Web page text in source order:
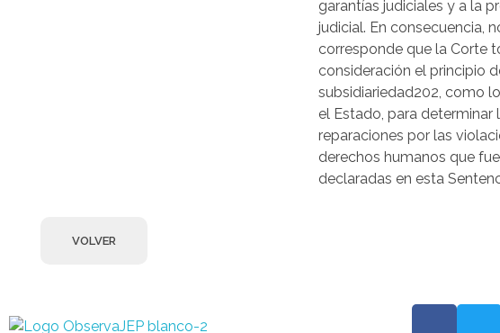
garantías judiciales y a la
judicial. En consecuencia,
corresponde que la Corte
consideración el principio
subsidiariedad202, como
el Estado, para determinar
reparaciones por las
derechos humanos que
declaradas en esta